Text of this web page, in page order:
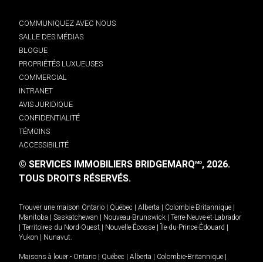
COMMUNIQUEZ AVEC NOUS
SALLE DES MÉDIAS
BLOGUE
PROPRIÉTÉS LUXUEUSES
COMMERCIAL
INTRANET
AVIS JURIDIQUE
CONFIDENTIALITÉ
TÉMOINS
ACCESSIBILITÉ
© SERVICES IMMOBILIERS BRIDGEMARQMD, 2026.
TOUS DROITS RÉSERVÉS.
Trouver une maison Ontario Québec Alberta Colombie-Britannique
Manitoba
Saskatchewan Nouveau-Brunswick
Terre-Neuve-et-Labrador
Territoires du Nord-Ouest Nouvelle-Écosse Île-du-Prince-Édouard
Yukon
Nunavut.
Maisons à louer - Ontario Québec Alberta Colombie-Britannique